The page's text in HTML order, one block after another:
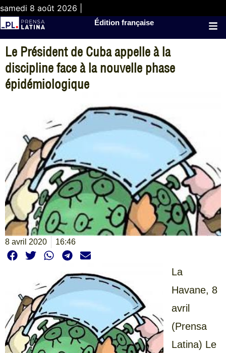
samedi 8 août 2026 |
Édition française
Le Président de Cuba appelle à la
discipline face à la nouvelle phase
épidémiologique
8 avril 2020 16:46
La
Havane, 8
avril
(Prensa
Latina) Le